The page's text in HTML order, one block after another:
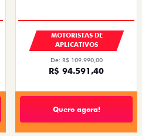
MOTORISTAS DE
APLICATIVOS
De: R$ 109.990,00
R$ 94.591,40
Quero agora!